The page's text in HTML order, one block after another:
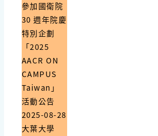
參加國衛院
30 週年院慶
特別企劃
「2025
AACR ON
CAMPUS
Taiwan」
活動公告
2025-08-28
大葉大學